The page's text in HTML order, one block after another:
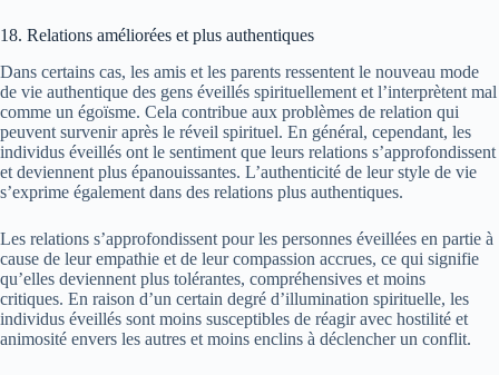
18. Relations améliorées et plus authentiques
Dans certains cas, les amis et les parents ressentent le nouveau mode
de vie authentique des gens éveillés spirituellement et l’interprètent mal
comme un égoïsme. Cela contribue aux problèmes de relation qui
peuvent survenir après le réveil spirituel. En général, cependant, les
individus éveillés ont le sentiment que leurs relations s’approfondissent
et deviennent plus épanouissantes. L’authenticité de leur style de vie
s’exprime également dans des relations plus authentiques.
Les relations s’approfondissent pour les personnes éveillées en partie à
cause de leur empathie et de leur compassion accrues, ce qui signifie
qu’elles deviennent plus tolérantes, compréhensives et moins
critiques. En raison d’un certain degré d’illumination spirituelle, les
individus éveillés sont moins susceptibles de réagir avec hostilité et
animosité envers les autres et moins enclins à déclencher un conflit.